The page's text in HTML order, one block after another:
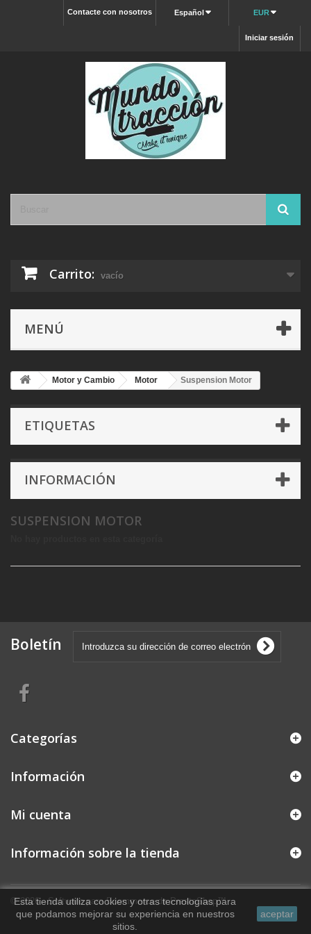
EUR
Español
Contacte con nosotros
Iniciar sesión
Carrito: vacío
MENÚ
Motor y Cambio Motor Suspension Motor
ETIQUETAS
INFORMACIÓN
SUSPENSION MOTOR
Boletín
Categorías
Información
© 2026 - Software para Ecommerce de PrestaShop™
Mi cuenta
Información sobre la tienda
Esta tienda utiliza cookies y otras tecnologías para
que podamos mejorar su experiencia en nuestros
sitios.
aceptar